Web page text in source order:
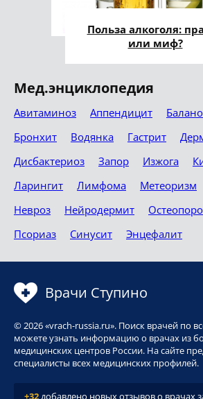
Польза алкоголя:
или миф?
Мед.энциклопедия
Авитаминоз Аппендицит
Бронхит
Водянка Гастрит
Дисбактериоз
Запор Изжога
Ларингит
Лимфома Метеоризм
Невроз
Нейродермит
Псориаз
Синусит Энцефалит
Врачи Ступино
© 2026 «vrach-russia.ru». Поиск врачей по
можете узнать информацию о врачах из
медицинских центров России. На сайте
специалисты всех медицинских профилей.
+32добавлено новых отзывов о врачах